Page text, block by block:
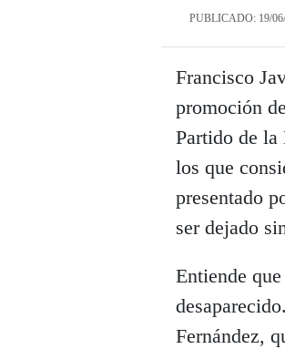
PUBLICADO: 19/
Francisco
promoción
Partido de la
los que
presentado
ser dejado
Entiende
Fernández,